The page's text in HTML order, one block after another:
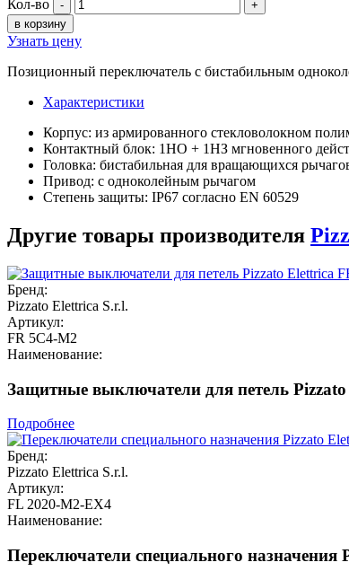
Кол-во -
+
в корзину
Узнать цену
Позиционный переключатель с бистабильным
Характеристики
Корпус: из армированного стекловолокном
Контактный блок: 1НО + 1НЗ мгновенного
Головка: бистабильная для вращающихся
Привод: с одноколейным рычагом
Степень защиты: IP67 согласно EN 60529
Другие товары производителя
Бренд:
Pizzato Elettrica S.r.l.
Артикул:
FR 5C4-M2
Наименование:
Защитные выключатели для петель
Подробнее
Бренд:
Pizzato Elettrica S.r.l.
Артикул:
FL 2020-M2-EX4
Наименование:
Переключатели специального